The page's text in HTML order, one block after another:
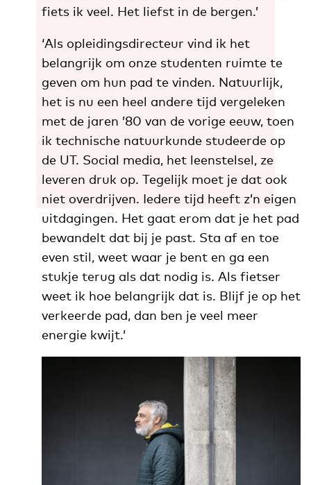
fiets ik veel. Het liefst in de bergen.’
‘Als opleidingsdirecteur vind ik het
belangrijk om onze studenten ruimte te
geven om hun pad te vinden. Natuurlijk,
het is nu een heel andere tijd vergeleken
met de jaren ’80 van de vorige eeuw, toen
ik technische natuurkunde studeerde op
de UT. Social media, het leenstelsel, ze
leveren druk op. Tegelijk moet je dat ook
niet overdrijven. Iedere tijd heeft z’n eigen
uitdagingen. Het gaat erom dat je het pad
bewandelt dat bij je past. Sta af en toe
even stil, weet waar je bent en ga een
stukje terug als dat nodig is. Als fietser
weet ik hoe belangrijk dat is. Blijf je op het
verkeerde pad, dan ben je veel meer
energie kwijt.’